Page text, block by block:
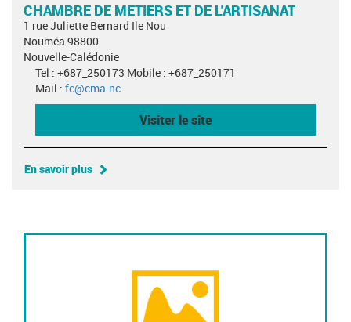
CHAMBRE DE METIERS ET DE L'ARTISANAT
1 rue Juliette Bernard Ile Nou
Nouméa 98800
Nouvelle-Calédonie
Tel : +687_250173 Mobile : +687_250171
Mail : fc@cma.nc
Visiter le site
En savoir plus